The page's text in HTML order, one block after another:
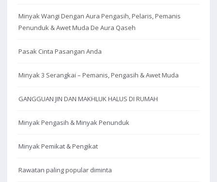
Minyak Wangi Dengan Aura Pengasih, Pelaris, Pemanis
Penunduk & Awet Muda De Aura Qaseh
Pasak Cinta Pasangan Anda
Minyak 3 Serangkai – Pemanis, Pengasih & Awet Muda
GANGGUAN JIN DAN MAKHLUK HALUS DI RUMAH
Minyak Pengasih & Minyak Penunduk
Minyak Pemikat & Pengikat
Rawatan paling popular diminta